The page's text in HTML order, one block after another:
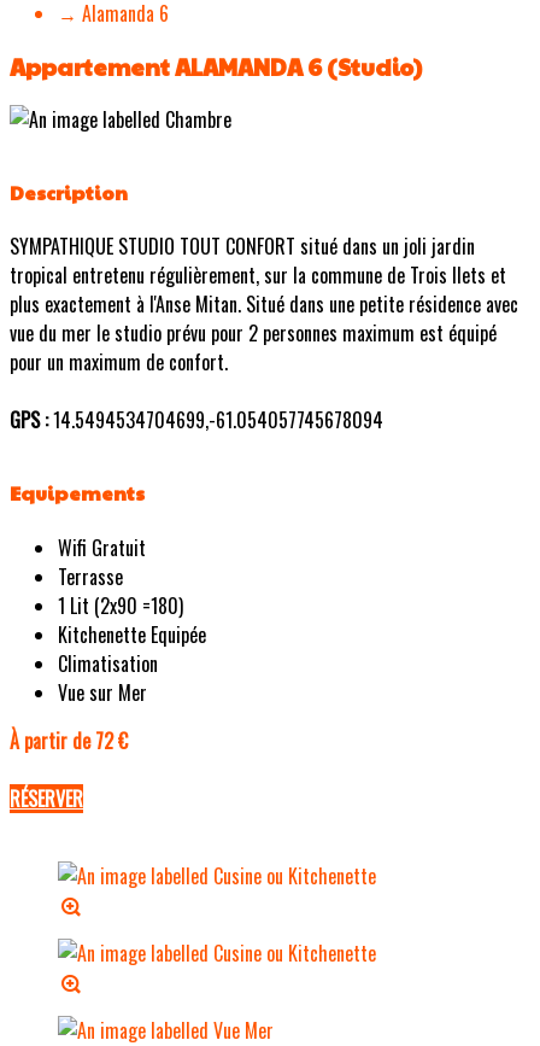
→ Alamanda 6
Appartement ALAMANDA 6 (Studio)
Description
SYMPATHIQUE STUDIO TOUT CONFORT situé dans un joli jardin
tropical entretenu régulièrement, sur la commune de Trois Ilets et
plus exactement à l'Anse Mitan. Situé dans une petite résidence avec
vue du mer le studio prévu pour 2 personnes maximum est équipé
pour un maximum de confort.
GPS :14.5494534704699,-61.054057745678094
Equipements
Wifi Gratuit
Terrasse
1 Lit (2x90 =180)
Kitchenette Equipée
Climatisation
Vue sur Mer
À partir de 72 €
RÉSERVER